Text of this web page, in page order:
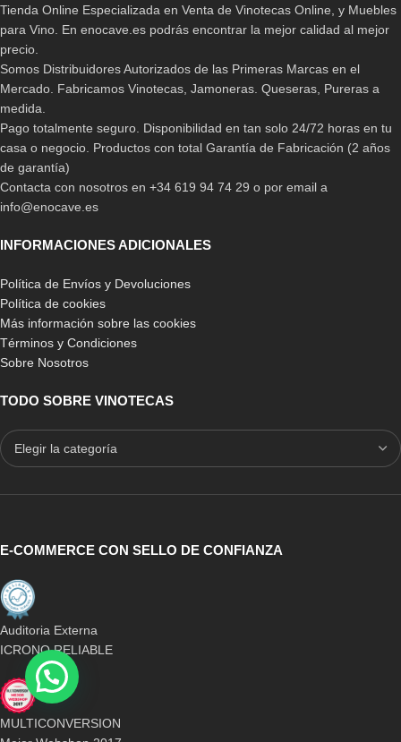
Tienda Online Especializada en Venta de Vinotecas Online, y Muebles
para Vino. En enocave.es podrás encontrar la mejor calidad al mejor
precio.
Somos Distribuidores Autorizados de las Primeras Marcas en el
Mercado. Fabricamos Vinotecas, Jamoneras. Queseras, Pureras a
medida.
Pago totalmente seguro. Disponibilidad en tan solo 24/72 horas en tu
casa o negocio. Productos con total Garantía de Fabricación (2 años
de garantía)
Contacta con nosotros en +34 619 94 74 29 o por email a
info@enocave.es
INFORMACIONES ADICIONALES
Política de Envíos y Devoluciones
Política de cookies
Más información sobre las cookies
Términos y Condiciones
Sobre Nosotros
TODO SOBRE VINOTECAS
E-COMMERCE CON SELLO DE CONFIANZA
Auditoria Externa
ICRONO RELIABLE
MULTICONVERSION